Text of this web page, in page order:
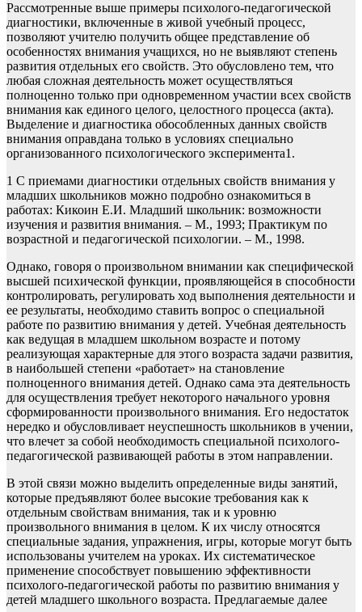
Рассмотренные выше примеры психолого-педагогической
диагностики, включенные в живой учебный процесс,
позволяют учителю получить общее представление об
особенностях внимания учащихся, но не выявляют степень
развития отдельных его свойств. Это обусловлено тем, что
любая сложная деятельность может осуществляться
полноценно только при одновременном участии всех свойств
внимания как единого целого, целостного процесса (акта).
Выделение и диагностика обособленных данных свойств
внимания оправдана только в условиях специально
организованного психологического эксперимента1.
1 С приемами диагностики отдельных свойств внимания у
младших школьников можно подробно ознакомиться в
работах: Кикоин Е.И. Младший школьник: возможности
изучения и развития внимания. – М., 1993; Практикум по
возрастной и педагогической психологии. – М., 1998.
Однако, говоря о произвольном внимании как специфической
высшей психической функции, проявляющейся в способности
контролировать, регулировать ход выполнения деятельности и
ее результаты, необходимо ставить вопрос о специальной
работе по развитию внимания у детей. Учебная деятельность
как ведущая в младшем школьном возрасте и потому
реализующая характерные для этого возраста задачи развития,
в наибольшей степени «работает» на становление
полноценного внимания детей. Однако сама эта деятельность
для осуществления требует некоторого начального уровня
сформированности произвольного внимания. Его недостаток
нередко и обусловливает неуспешность школьников в учении,
что влечет за собой необходимость специальной психолого-
педагогической развивающей работы в этом направлении.
В этой связи можно выделить определенные виды занятий,
которые предъявляют более высокие требования как к
отдельным свойствам внимания, так и к уровню
произвольного внимания в целом. К их числу относятся
специальные задания, упражнения, игры, которые могут быть
использованы учителем на уроках. Их систематическое
применение способствует повышению эффективности
психолого-педагогической работы по развитию внимания у
детей младшего школьного возраста. Предлагаемые далее